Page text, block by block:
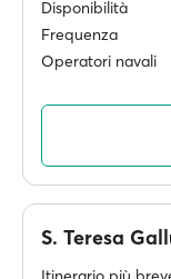
Disponibilità
Frequenza
Operatori navali
S. Teresa